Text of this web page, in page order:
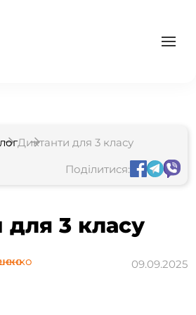
Диктанти для 3 класу
Поділитися:
3 класу
09.09.2025